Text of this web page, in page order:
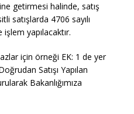
getirmesi halinde, satış
satışlarda 4706 sayılı
yapılacaktır.
için örneği EK: 1 de yer
Satışı Yapılan
Bakanlığımıza